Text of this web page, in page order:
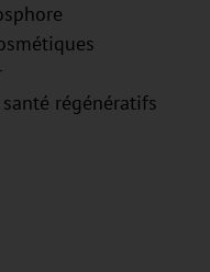
régénératifs